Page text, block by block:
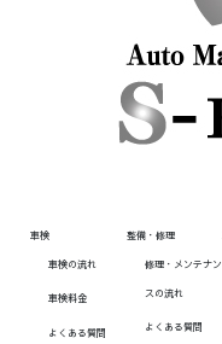
車検
車検の流れ
車検料金
よくある質問
整備・修理
修理・メンテナン
スの流れ
よくある質問